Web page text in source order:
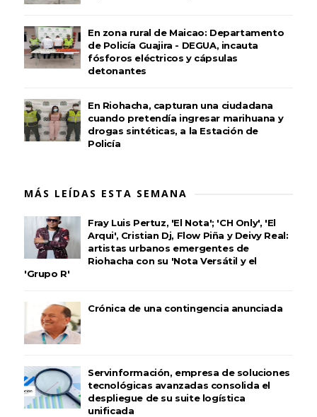
En zona rural de Maicao: Departamento
de Policía Guajira - DEGUA, incauta
fósforos eléctricos y cápsulas
detonantes
En Riohacha, capturan una ciudadana
cuando pretendía ingresar marihuana y
drogas sintéticas, a la Estación de
Policía
MÁS LEÍDAS ESTA SEMANA
Fray Luis Pertuz, 'El Nota'; 'CH Only', 'El
Arqui', Cristian Dj, Flow Piña y Deivy Real:
artistas urbanos emergentes de
Riohacha con su 'Nota Versátil y el
'Grupo R'
Crónica de una contingencia anunciada
Servinformación, empresa de soluciones
tecnológicas avanzadas consolida el
despliegue de su suite logística
unificada